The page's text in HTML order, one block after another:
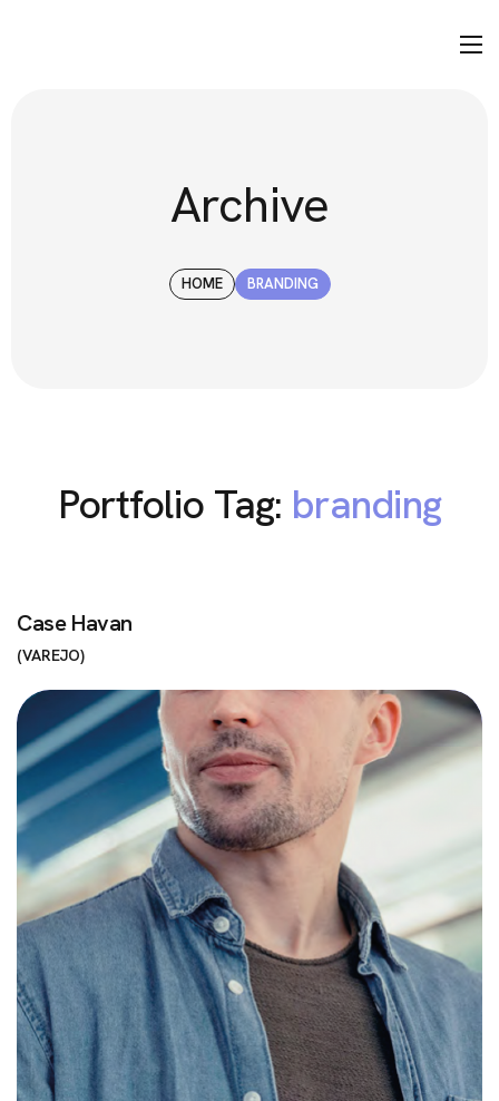
Archive
HOME BRANDING
Portfolio Tag: branding
Case Havan
VAREJO